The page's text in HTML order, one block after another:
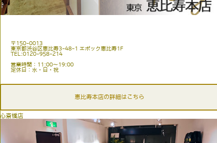
〒150-0013
東京都渋谷区恵比寿3-48-1 エポック恵比寿1F
TEL:0120-958-214
営業時間：11:00〜19:00
定休日：水・日・祝
恵比寿本店の詳細はこちら
心斎橋店